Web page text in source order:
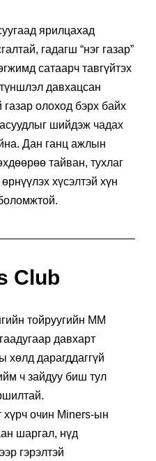
ярилцахад
гадагш “нэг газар”
сатаарч тавгүйтэх
давхацсан
олоход бэрх байх
шийдэж чадах
Дан ганц ажлын
тайван, тухлаг
хүсэлтэй хүн
Club
тойруугийн MM
давхарт
хөлд дарагддаггүй
ч зайдуу биш тул
хүрч очин Miners-ын
шаргал, нүд
гэрэлтэй